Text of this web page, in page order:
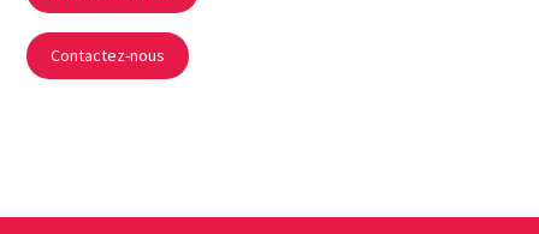
Contactez-nous